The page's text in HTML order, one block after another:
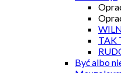
TAK
Być albo